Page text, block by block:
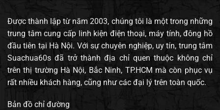
Được thành lập từ năm 2003, chúng tôi là một trong những
trung tâm cung cấp linh kiện điện thoại, máy tính, đông hồ
đầu tiên tại Hà Nội. Với sự chuyên nghiệp, uy tín, trung tâm
Suachua60s đã trở thành địa chỉ quen thuộc không chỉ
trên thị trường Hà Nội, Bắc Ninh, TP.HCM mà còn phục vụ
rất nhiều khách hàng, cũng như các đại lý trên toàn quốc.
Bản đồ chỉ đường